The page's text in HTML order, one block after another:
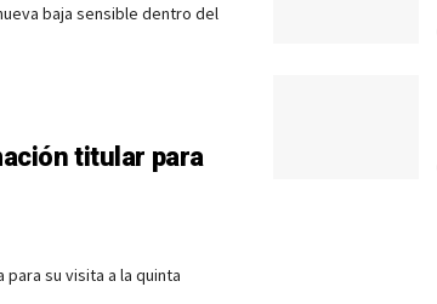
baja sensible dentro del
titular para
su visita a la quinta